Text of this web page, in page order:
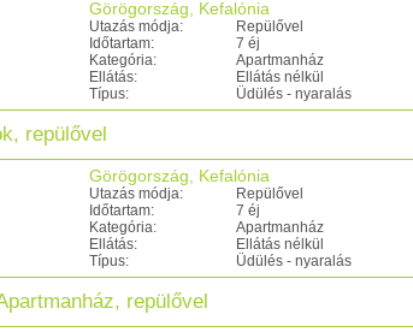
Görögország, Kefalónia
Utazás módja:
Repülővel
Időtartam:
7 éj
Kategória:
Apartmanház
Ellátás:
Ellátás nélkül
Típus:
Üdülés - nyaralás
repülővel
Görögország, Kefalónia
Utazás módja:
Repülővel
Időtartam:
7 éj
Kategória:
Apartmanház
Ellátás:
Ellátás nélkül
Típus:
Üdülés - nyaralás
repülővel